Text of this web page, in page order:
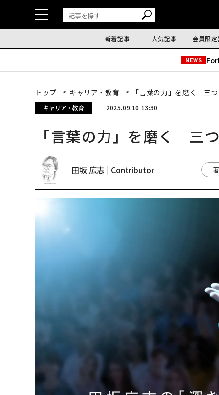
新着記事 人気記事 会員限定
NEWS
トップ キャリア・教育 「言葉の力」を磨く 三
キャリア・教育 2025.09.10 13:30
「言葉の力」を磨く 三
田坂 広志 | Contributor